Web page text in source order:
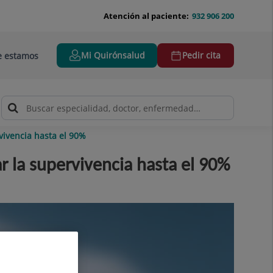
932 906 200
Atención al paciente:
estamos Mi Quirónsalud Pedir cita
hasta el 90%
la supervivencia hasta el 90%